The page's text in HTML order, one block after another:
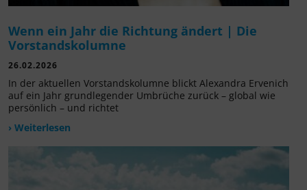
Wenn ein Jahr die Richtung ändert | Die
Vorstandskolumne
26.02.2026
In der aktuellen Vorstandskolumne blickt Alexandra Ervenich
auf ein Jahr grundlegender Umbrüche zurück – global wie
persönlich – und richtet
› Weiterlesen